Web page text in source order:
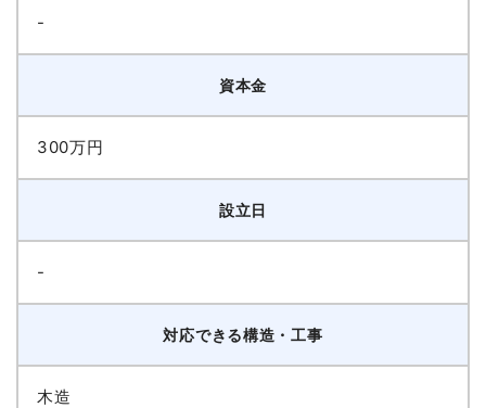
-
資本金
300万円
設立日
-
対応できる構造・工事
木造